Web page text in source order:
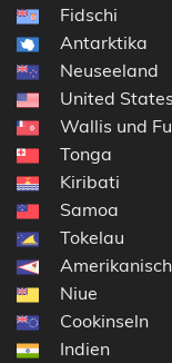
Fidschi
Antarktika
Neuseeland
United
Wallis und
Tonga
Kiribati
Samoa
Tokelau
Niue
Cookinseln
Indien